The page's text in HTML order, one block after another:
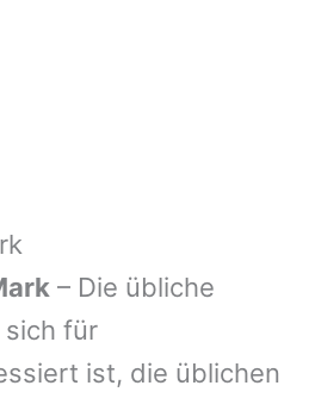
– Die übliche
sich für
ist, die üblichen